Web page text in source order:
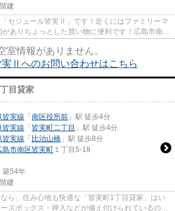
建
セジュール皆実Ⅱ」です！近くにはファミリーマ
ありちょっとした買い物に便利です！広島市南区
室情報がありません。
実Ⅱへのお問い合わせはこちら
目貸家
皆実線 「 南区役所前 」駅 徒歩4分
皆実線 「 皆実町二丁目 」駅 徒歩4分
皆実線 「 比治山橋 」駅 徒歩8分
島市南区皆実町 １丁目5-18
築54年
建
ら、住み心地も快適な「皆実町1丁目貸家」はい
ズボックス・押入などが備え付けられているの